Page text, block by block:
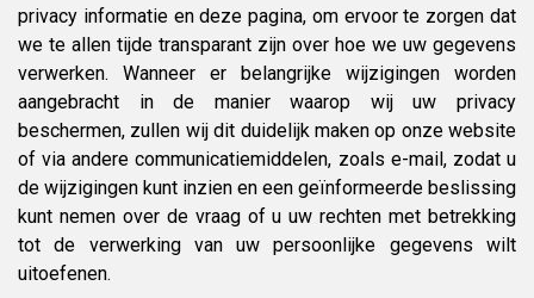
privacy informatie en deze pagina, om ervoor te zorgen dat
we te allen tijde transparant zijn over hoe we uw gegevens
verwerken. Wanneer er belangrijke wijzigingen worden
aangebracht in de manier waarop wij uw privacy
beschermen, zullen wij dit duidelijk maken op onze website
of via andere communicatiemiddelen, zoals e-mail, zodat u
de wijzigingen kunt inzien en een geïnformeerde beslissing
kunt nemen over de vraag of u uw rechten met betrekking
tot de verwerking van uw persoonlijke gegevens wilt
uitoefenen.